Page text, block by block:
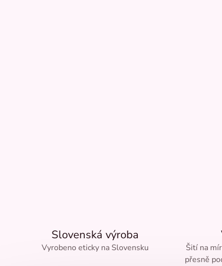
Slovenská výroba
Vyrobeno eticky na Slovensku
Šití na
přesně